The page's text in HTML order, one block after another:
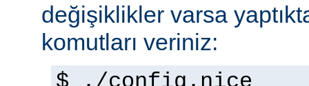
değişiklikler varsa
komutları veriniz: